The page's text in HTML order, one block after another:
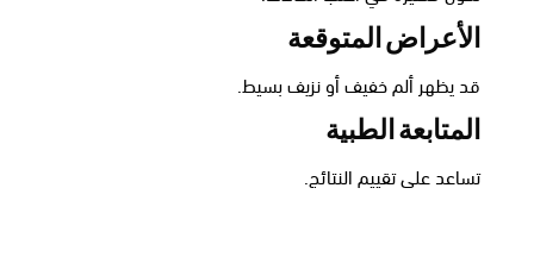
الأعراض المتوقعة
قد يظهر ألم خفيف أو نزيف بسيط.
المتابعة الطبية
تساعد على تقييم النتائج.